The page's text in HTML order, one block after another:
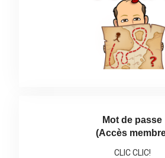
Mot de passe
(Accès
CLIC CLIC!